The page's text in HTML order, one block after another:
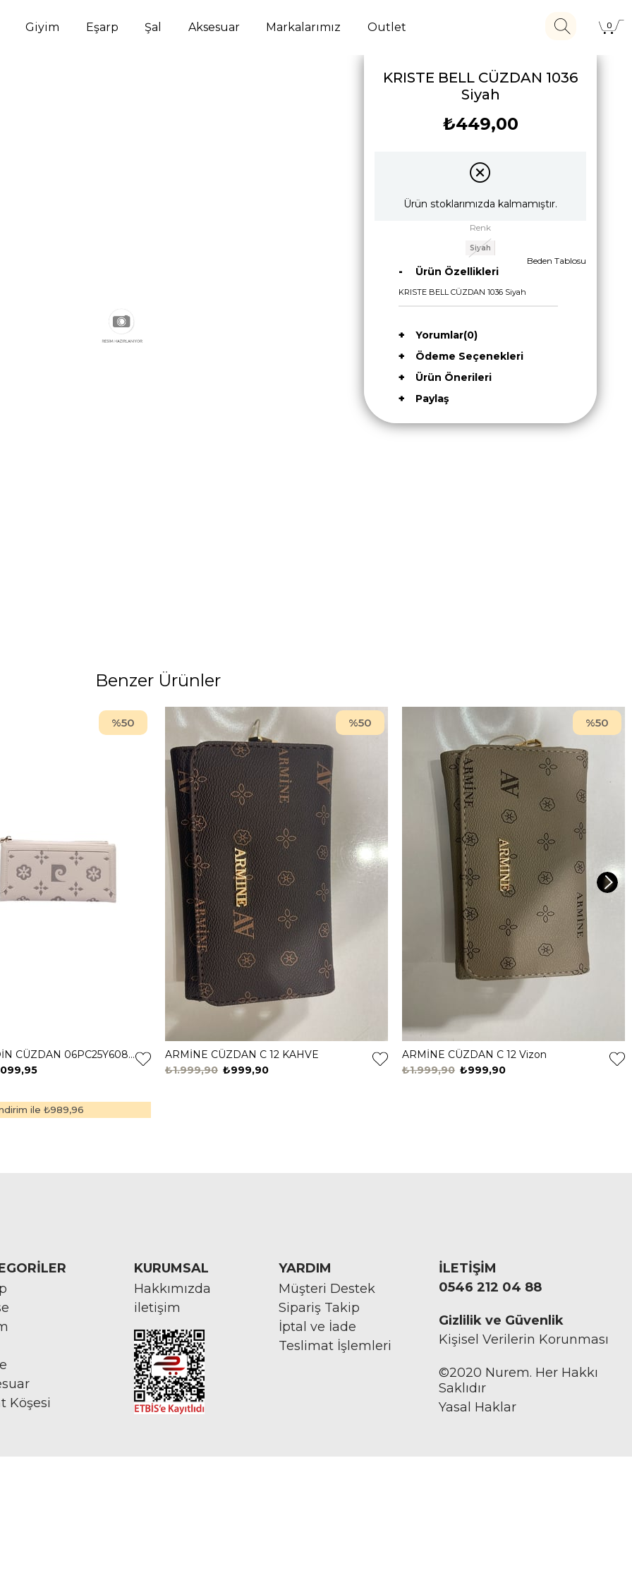
Giyim Eşarp Şal Aksesuar Markalarımız Outlet 0
KRISTE BELL CÜZDAN 1036
Siyah
₺449,00
Ürün stoklarımızda kalmamıştır.
Renk
Siyah
Beden Tablosu
Ürün Özellikleri
KRISTE BELL CÜZDAN 1036 Siyah
Yorumlar(0)
Ödeme Seçenekleri
Ürün Önerileri
Paylaş
Benzer Ürünler
PİERRE CARDİN CÜZDAN 06PC25Y608 BEYAZ
ile ₺989,96
%50
ARMİNE CÜZDAN C 12 KAHVE
₺999,90
₺1.999,90
%50
ARMİNE CÜZDAN C 12 Vizon
₺999,90
₺1.999,90
%50
İLETİŞİM
0546 212 04 88
Gizlilik ve Güvenlik
Kişisel Verilerin Korunması
©2020 Nurem. Her Hakkı
Saklıdır
Yasal Haklar
Köşesi
KURUMSAL
Hakkımızda
iletişim
YARDIM
Müşteri Destek
Sipariş Takip
İptal ve İade
Teslimat İşlemleri